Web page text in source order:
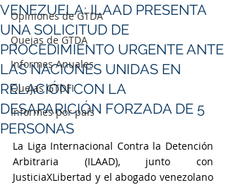
Opiniones de GTDA
Quejas de GTDA
Informes Anuales
Quejas GTDFI
Informes por país
VENEZUELA: ILAAD PRESENTA
UNA SOLICITUD DE
PROCEDIMIENTO URGENTE ANTE
LAS NACIONES UNIDAS EN
RELACIÓN CON LA
DESAPARICIÓN FORZADA DE 5
PERSONAS
La Liga Internacional Contra la Detención
Arbitraria (ILAAD), junto con
JusticiaXLibertad y el abogado venezolano